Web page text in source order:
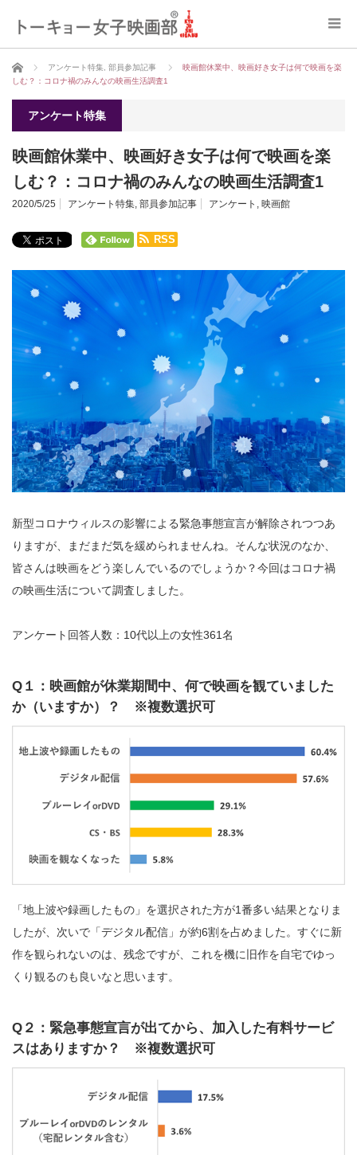
ホーム アンケート特集 部員参加記事
映画館休業中、映画好き女子は何で映画を楽
しむ？：コロナ禍のみんなの映画生活調査1
アンケート特集
映画館休業中、映画好き女子は何で映画を楽
しむ？：コロナ禍のみんなの映画生活調査1
2020/5/25 アンケート特集, 部員参加記事 アンケート , 映画館
RSS
新型コロナウィルスの影響による緊急事態宣言が解除されつつあ
りますが、まだまだ気を緩められませんね。そんな状況のなか、
皆さんは映画をどう楽しんでいるのでしょうか？今回はコロナ禍
の映画生活について調査しました。
アンケート回答人数：10代以上の女性361名
Q１：映画館が休業期間中、何で映画を観ていました
か（いますか）？ ※複数選択可
「地上波や録画したもの」を選択された方が1番多い結果となりま
したが、次いで「デジタル配信」が約6割を占めました。すぐに新
作を観られないのは、残念ですが、これを機に旧作を自宅でゆっ
くり観るのも良いなと思います。
Q２：緊急事態宣言が出てから、加入した有料サービ
スはありますか？ ※複数選択可